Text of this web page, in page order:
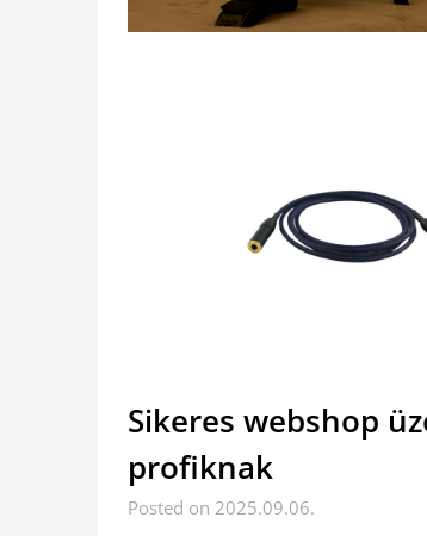
Sikeres webshop
profiknak
Posted on 2025.09.06.